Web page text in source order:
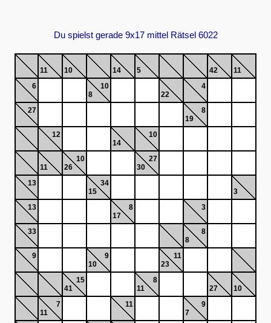
Du spielst gerade 9x17 mittel Rätsel 6022
11 10 14 5 42
11
6
10
8
22
4
27
8
19
12
14
10
11
10
26
27
30
13
34
15
3
13
8
17
3
33
8
8
9
9
10
11
23
15
41
8
11
27
10
7
11
11
9
7